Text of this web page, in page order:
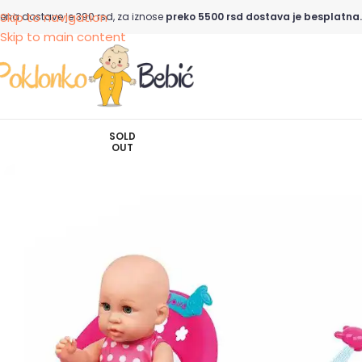
Skip to navigation
Skip to main content
dostave je 390 rsd, za iznose preko 5500 rsd dostava je besplatna.
SOLD
OUT